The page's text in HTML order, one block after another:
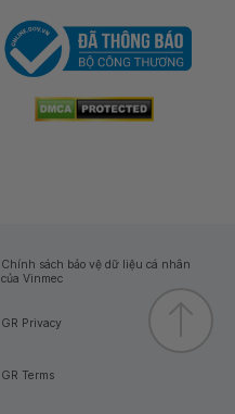
Chính sách bảo vệ dữ liệu cá nhân
của Vinmec
GR Privacy
GR Terms